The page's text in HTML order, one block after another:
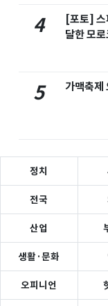
4
[포토] 스
달한 모
5 가맥축제
정치
전국
산업
생활·문화
오피니언